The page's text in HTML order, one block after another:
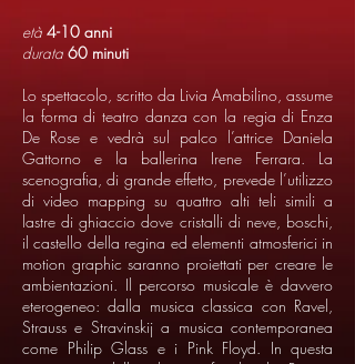
età 4-10 anni
durata 60 minuti
Lo spettacolo, scritto da Livia Amabilino, assume
la forma di teatro danza con la regia di Enza
De Rose e vedrà sul palco l’attrice Daniela
Gattorno e la ballerina Irene Ferrara. La
scenografia, di grande effetto, prevede l’utilizzo
di video mapping su quattro alti teli simili a
lastre di ghiaccio dove cristalli di neve, boschi,
il castello della regina ed elementi atmosferici in
motion graphic saranno proiettati per creare le
ambientazioni. Il percorso musicale è davvero
eterogeneo: dalla musica classica con Ravel,
Strauss e Stravinskij a musica contemporanea
come Philip Glass e i Pink Floyd. In questa